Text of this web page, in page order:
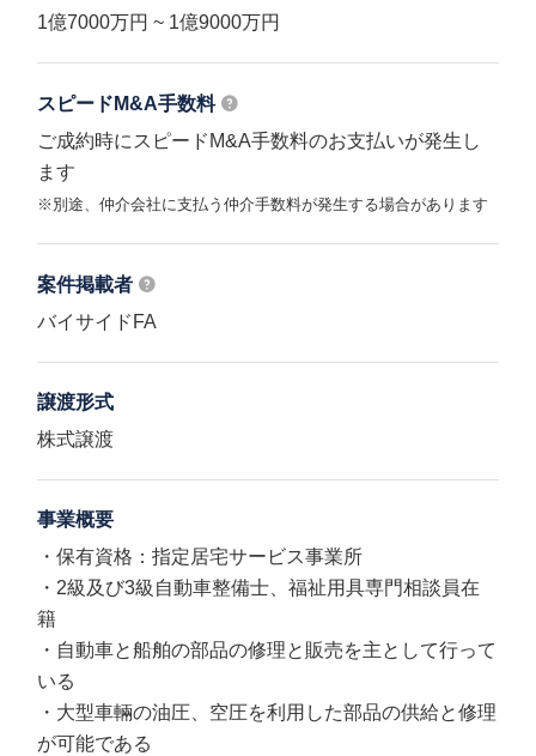
1億7000万円 ~ 1億9000万円
スピードM&A手数料
ご成約時にスピードM&A手数料のお支払いが発生し
ます
※別途、仲介会社に支払う仲介手数料が発生する場合があります
案件掲載者
バイサイドFA
譲渡形式
株式譲渡
事業概要
・保有資格：指定居宅サービス事業所
・2級及び3級自動車整備士、福祉用具専門相談員在
籍
・自動車と船舶の部品の修理と販売を主として行って
いる
・大型車輛の油圧、空圧を利用した部品の供給と修理
が可能である